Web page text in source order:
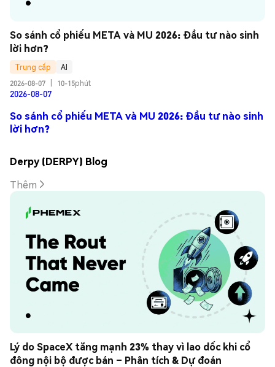
So sánh cổ phiếu META và MU 2026: Đầu tư nào sinh
lời hơn?
Trung cấp
AI
2026-08-07
10-15phút
2026-08-07
So sánh cổ phiếu META và MU 2026: Đầu tư nào sinh
lời hơn?
Derpy (DERPY) Blog
Thêm
Lý do SpaceX tăng mạnh 23% thay vì lao dốc khi cổ
đông nội bộ được bán – Phân tích & Dự đoán